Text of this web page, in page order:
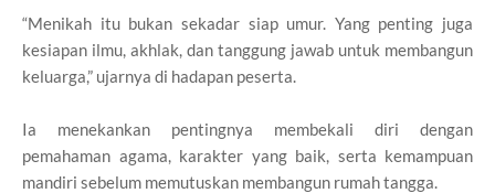
“Menikah itu bukan sekadar siap umur. Yang penting juga
kesiapan ilmu, akhlak, dan tanggung jawab untuk membangun
keluarga,” ujarnya di hadapan peserta.
Ia menekankan pentingnya membekali diri dengan
pemahaman agama, karakter yang baik, serta kemampuan
mandiri sebelum memutuskan membangun rumah tangga.